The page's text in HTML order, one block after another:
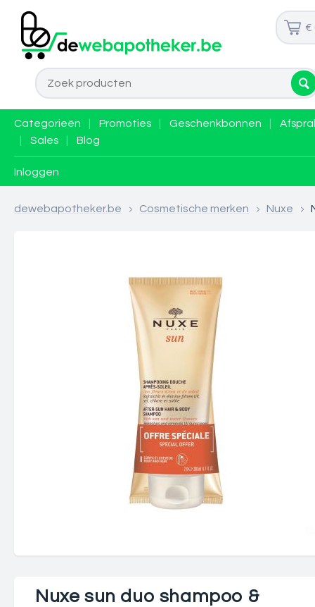
€
Categorieën Promoties Geschenkbonnen
Sales Blog
Inloggen
dewebapotheker.be > Cosmetische merken > Nuxe >
Nuxe sun duo shampoo &